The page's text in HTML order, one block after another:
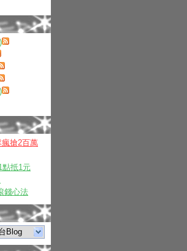
搶2百萬
點抵1元
錢心法
Blog